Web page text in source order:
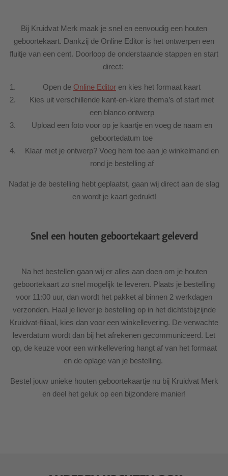
Bij Kruidvat Merk maak je snel en eenvoudig een houten
geboortekaart. Dankzij de Online Editor is het ontwerpen een
fluitje van een cent. Doorloop de onderstaande stappen en start
direct:
Open de Online Editor en kies het formaat kaart
Kies uit verschillende kant-en-klare thema’s of start met
een blanco ontwerp
Upload een foto voor op je kaartje en voeg de naam en
geboortedatum toe
Klaar met je ontwerp? Voeg hem toe aan je winkelmand en
rond je bestelling af
Nadat je de bestelling hebt geplaatst, gaan wij direct aan de slag
en wordt je kaart gedrukt!
Snel een houten geboortekaart geleverd
Na het bestellen gaan wij er alles aan doen om je houten
geboortekaart zo snel mogelijk te leveren. Plaats je bestelling
voor 11:00 uur, dan wordt het pakket al binnen 2 werkdagen
verzonden. Haal je liever je bestelling op in het dichtstbijzijnde
Kruidvat-filiaal, kies dan voor een winkellevering. De verwachte
leverdatum wordt dan bij het afrekenen gecommuniceerd. Let
op, de keuze voor een winkellevering hangt af van het formaat
en de oplage van je bestelling.
Bestel jouw unieke houten geboortekaartje nu bij Kruidvat Merk
en deel het geluk op een bijzondere manier!